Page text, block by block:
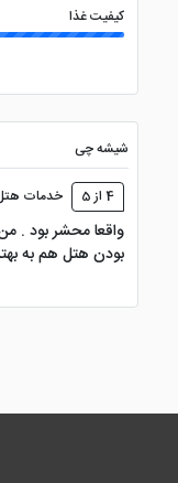
کیفیت غذا
شیشه چی
4 از 5 خدمات
واقعا محشر بود .
بودن هتل هم به